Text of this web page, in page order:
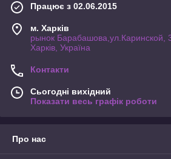
Працює з 02.06.2015
м. Харків
рынок Барабашова,ул.Каринской,
Харків, Україна
Контакти
Сьогодні вихідний
Показати весь графік роботи
Про нас